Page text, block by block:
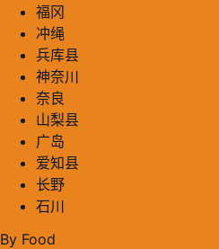
福冈
冲绳
兵库县
神奈川
奈良
山梨县
广岛
爱知县
长野
石川
By Food